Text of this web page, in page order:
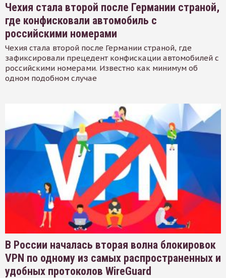
Чехия стала второй после Германии страной,
где конфисковали автомобиль с
российскими номерами
Чехия стала второй после Германии страной, где
зафиксировали прецедент конфискации автомобилей с
российскими номерами. Известно как минимум об
одном подобном случае
В России началась вторая волна блокировок
VPN по одному из самых распространенных и
удобных протоколов WireGuard